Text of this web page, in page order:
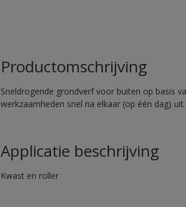
Productomschrijving
Sneldrogende grondverf voor buiten op basis
werkzaamheden snel na elkaar (op één dag)
Applicatie beschrijving
Kwast en roller